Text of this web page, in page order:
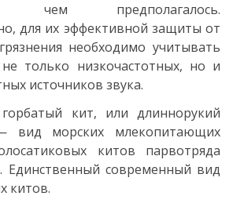
чем предполагалось.
для их эффективной защиты от
необходимо учитывать
не только низкочастотных, но и
источников звука.
кит, или длиннорукий
вид морских млекопитающих
китов парвотряда
Единственный современный вид
китов.